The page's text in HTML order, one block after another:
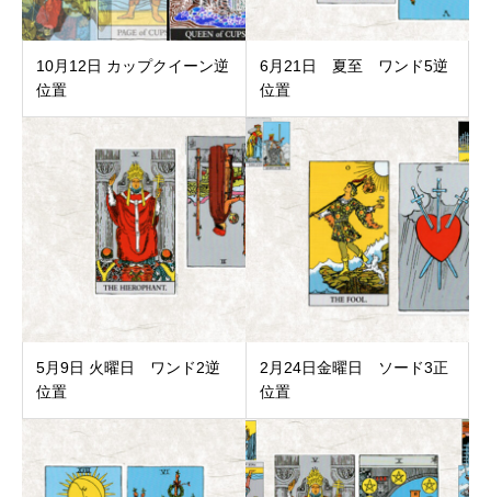
10月12日 カップクイーン逆
位置
6月21日 夏至 ワンド5逆
位置
5月9日 火曜日 ワンド2逆
位置
2月24日金曜日 ソード3正
位置